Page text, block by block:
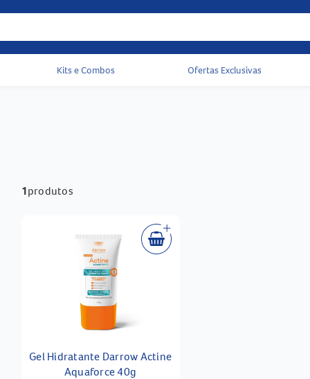
Acessos rápidos do cabeçalho
Kits e Combos Ofertas Exclusivas
1produtos
Gel Hidratante Darrow Actine
Aquaforce 40g